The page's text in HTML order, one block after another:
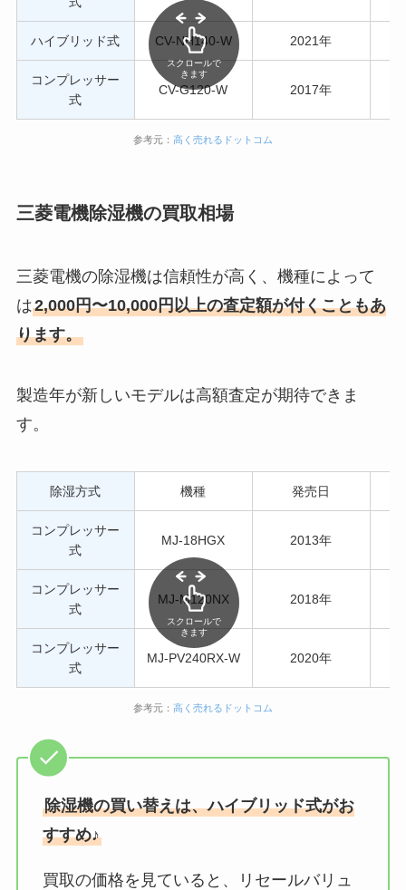
ハイブリッド式 CV-NH140-W 2021年
コンプレッサー
式
CV-G120-W 2017年
スクロールで
きます
参考元： 高く売れるドットコム
三菱電機除湿機の買取相場
三菱電機の除湿機は信頼性が高く、機種によって
は2,000円〜10,000円以上の査定額が付くこともあ
ります。
製造年が新しいモデルは高額査定が期待できま
す。
除湿方式 機種 発売日
コンプレッサー
式
MJ-18HGX 2013年
コンプレッサー
式
MJ-M120NX 2018年
コンプレッサー
式
MJ-PV240RX-W 2020年
スクロールで
きます
参考元： 高く売れるドットコム
除湿機の買い替えは、ハイブリッド式がお
すすめ♪
買取の価格を見ていると、リセールバリュ